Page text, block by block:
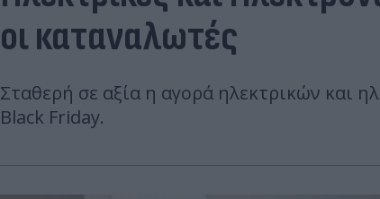
οι καταναλωτές
Σταθερή σε αξία η αγορά ηλεκτρικών και
Black Friday.